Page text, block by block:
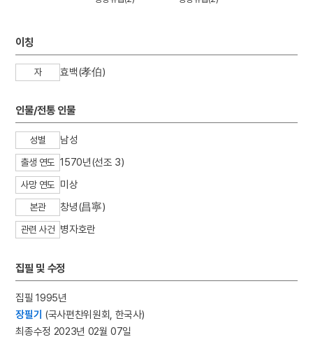
이칭
자 효백(孝伯)
인물/전통 인물
성별 남성
출생 연도 1570년(선조 3)
사망 연도 미상
본관 창녕(昌寧)
관련 사건 병자호란
집필 및 수정
집필 1995년
장필기 (국사편찬위원회, 한국사)
최종수정 2023년 02월 07일